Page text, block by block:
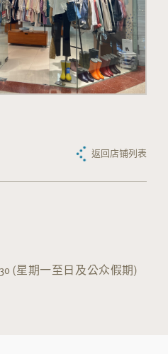
返回店铺列表
(星期一至日及公众假期)